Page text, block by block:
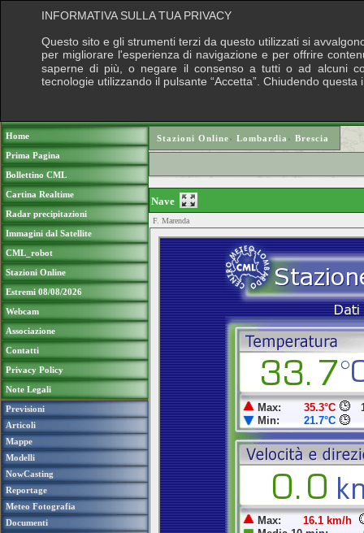
Home
Prima Pagina
Bollettino CML
Cartina Realtime
Radar precipitazioni
Immagini dal Satellite
CML_robot
Stazioni Online
Estremi 08/08/2026
Webcam
Associazione
Contatti
Privacy Policy
Note Legali
Previsioni
Articoli
Mappe
Modelli
NowCasting
Reportage
Meteo Fotografia
Documenti
Stazioni Online› Lombardia › Brescia
Nave
F. Marenda
INFORMATIVA SULLA TUA PRIVACY
Questo sito e gli strumenti terzi da questo utilizzati si
per migliorare l'esperienza di navigazione e per offrire
saperne di più, o negare il consenso a tutti o ad alcuni
tecnologie utilizzando il pulsante “Accetta”. Chiudendo